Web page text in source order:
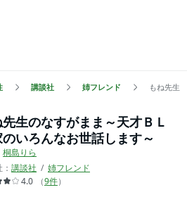
講談社 姉フレンド もね先生
先生のなすがまま～天才ＢＬ
いろんなお世話します～
桐島りら
講談社
姉フレンド
4.0
（9件）